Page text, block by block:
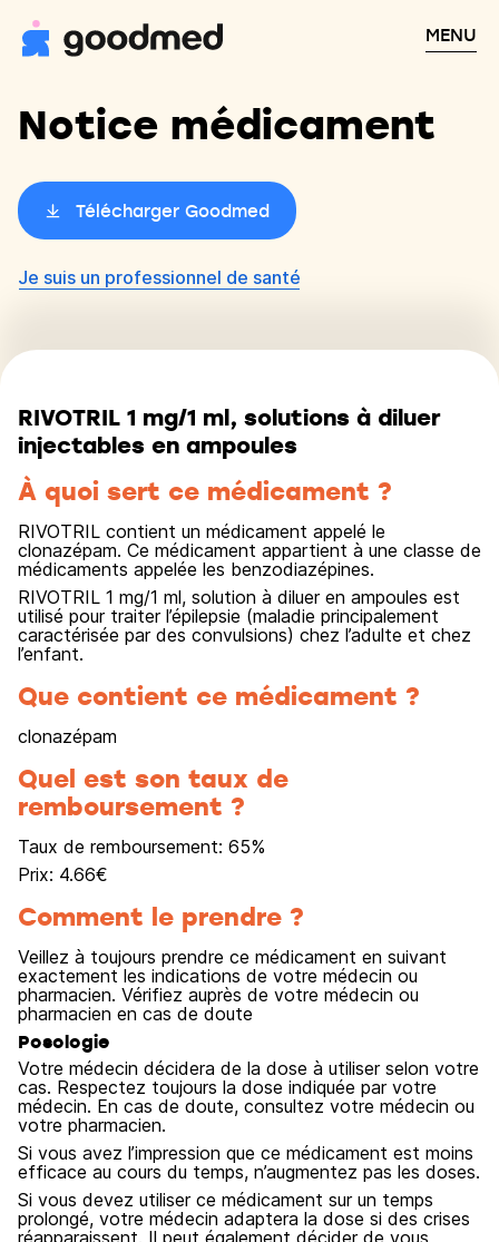
MENU
Notice médicament
Télécharger Goodmed
Je suis un professionnel de santé
RIVOTRIL 1 mg/1 ml, solutions à diluer
injectables en ampoules
À quoi sert ce médicament ?
RIVOTRIL contient un médicament appelé le
clonazépam. Ce médicament appartient à une classe de
médicaments appelée les benzodiazépines.
RIVOTRIL 1 mg/1 ml, solution à diluer en ampoules est
utilisé pour traiter l’épilepsie (maladie principalement
caractérisée par des convulsions) chez l’adulte et chez
l’enfant.
Que contient ce médicament ?
clonazépam
Quel est son taux de
remboursement ?
Taux de remboursement: 65%
Prix: 4.66€
Comment le prendre ?
Veillez à toujours prendre ce médicament en suivant
exactement les indications de votre médecin ou
pharmacien. Vérifiez auprès de votre médecin ou
pharmacien en cas de doute
Posologie
Votre médecin décidera de la dose à utiliser selon votre
cas. Respectez toujours la dose indiquée par votre
médecin. En cas de doute, consultez votre médecin ou
votre pharmacien.
Si vous avez l’impression que ce médicament est moins
efficace au cours du temps, n’augmentez pas les doses.
Si vous devez utiliser ce médicament sur un temps
prolongé, votre médecin adaptera la dose si des crises
réapparaissent. Il peut également décider de vous